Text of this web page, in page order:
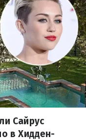
Сайрус
в Хидден-